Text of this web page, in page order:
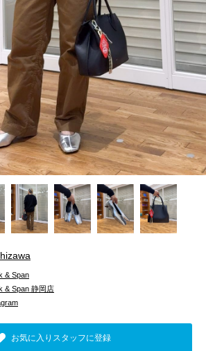
& Span
& Span 静岡店
お気に入りスタッフに登録